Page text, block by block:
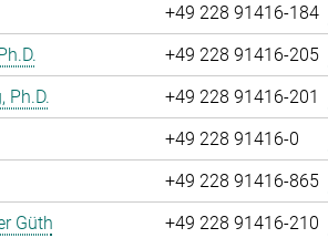
+49 228 91416-184
+49 228 91416-205
Ph.D.
+49 228 91416-201
+49 228 91416-0
+49 228 91416-865
Güth
+49 228 91416-210